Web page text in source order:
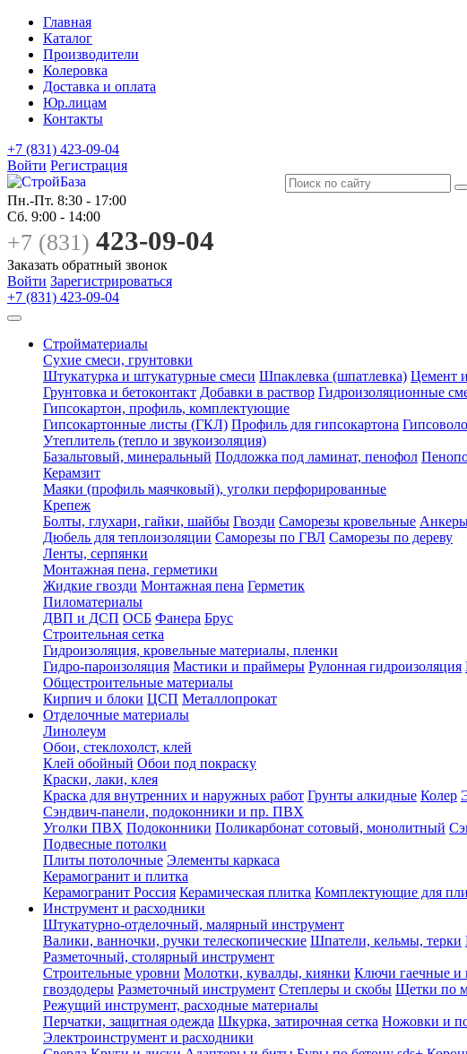
Главная
Каталог
Производители
Колеровка
Доставка и оплата
Юр.лицам
Контакты
+7 (831) 423-09-04
Войти Регистрация
Пн.-Пт. 8:30 - 17:00
Сб. 9:00 - 14:00
+7 (831) 423-09-04
Заказать обратный звонок
Войти Зарегистрироваться
+7 (831) 423-09-04
Стройматериалы
Сухие смеси, грунтовки
Штукатурка и штукатурные смеси Шпаклевка (шпатлевка) Цемент
Грунтовка и бетоконтакт Добавки в раствор Гидроизоляционные
Гипсокартон, профиль, комплектующие
Гипсокартонные листы (ГКЛ) Профиль для гипсокартона
Утеплитель (тепло и звукоизоляция)
Базальтовый, минеральный Подложка под ламинат, пенофол
Керамзит
Маяки (профиль маячковый), уголки перфорированные
Крепеж
Болты, глухари, гайки, шайбы Гвозди Саморезы кровельные
Дюбель для теплоизоляции Саморезы по ГВЛ Саморезы по дереву
Ленты, серпянки
Монтажная пена, герметики
Жидкие гвозди Монтажная пена Герметик
Пиломатериалы
ДВП и ДСП ОСБ Фанера Брус
Строительная сетка
Гидроизоляция, кровельные материалы, пленки
Гидро-пароизоляция Мастики и праймеры Рулонная гидроизоляция
Общестроительные материалы
Кирпич и блоки ЦСП Металлопрокат
Отделочные материалы
Линолеум
Обои, стеклохолст, клей
Клей обойный Обои под покраску
Краски, лаки, клея
Краска для внутренних и наружных работ Грунты алкидные Колер
Сэндвич-панели, подоконники и пр. ПВХ
Уголки ПВХ Подоконники Поликарбонат сотовый, монолитный
Подвесные потолки
Плиты потолочные Элементы каркаса
Керамогранит и плитка
Керамогранит Россия Керамическая плитка Комплектующие для
Инструмент и расходники
Штукатурно-отделочный, малярный инструмент
Валики, ванночки, ручки телескопические Шпатели, кельмы, терки
Разметочный, столярный инструмент
Строительные уровни Молотки, кувалды, киянки Ключи гаечные и
гвоздодеры Разметочный инструмент Степлеры и скобы Щетки по
Режущий инструмент, расходные материалы
Перчатки, защитная одежда Шкурка, затирочная сетка Ножовки и
Электроинструмент и расходники